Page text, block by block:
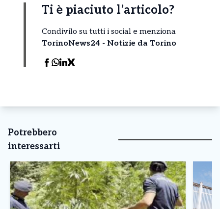
Ti è piaciuto l’articolo?
Condivilo su tutti i social e menziona
TorinoNews24 - Notizie da Torino
Potrebbero
interessarti